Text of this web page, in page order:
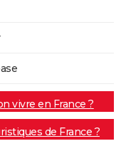
vivre en France ?
de France ?